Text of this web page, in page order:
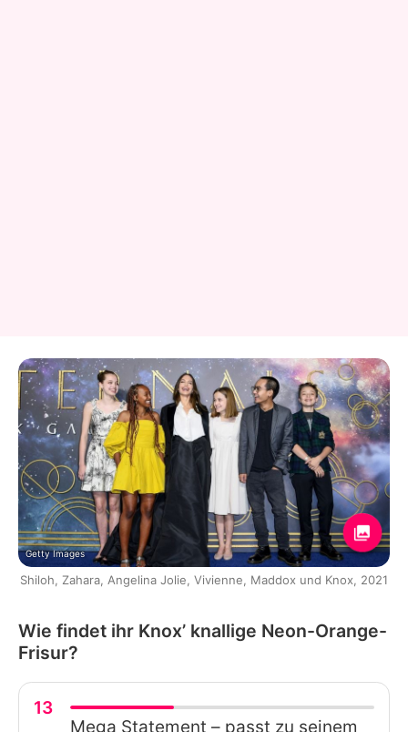
Getty Images
Shiloh, Zahara, Angelina Jolie, Vivienne, Maddox und Knox, 2021
Wie findet ihr Knox’ knallige Neon-Orange-
Frisur?
13
Mega Statement – passt zu seinem